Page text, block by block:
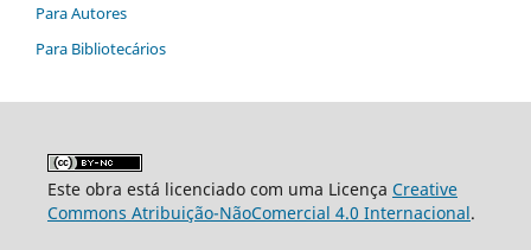
Para Autores
Para Bibliotecários
Este obra está licenciado com uma Licença Creative
Commons Atribuição-NãoComercial 4.0 Internacional.